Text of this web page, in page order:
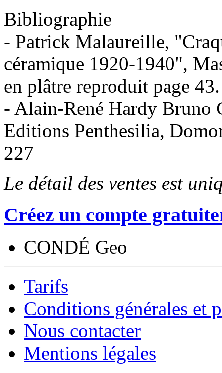
Bibliographie
- Patrick Malaureille,
céramique 1920-1940",
en plâtre reproduit page 43.
- Alain-René Hardy Bruno
Editions Penthesilia,
227
Le détail des ventes est
Créez un compte
CONDÉ Geo
Tarifs
Conditions générales et
Nous contacter
Mentions légales